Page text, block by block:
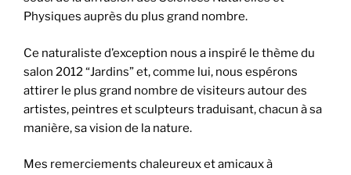
Physiques auprès du plus grand nombre.
Ce naturaliste d’exception nous a inspiré le thème du
salon 2012 “Jardins” et, comme lui, nous espérons
attirer le plus grand nombre de visiteurs autour des
artistes, peintres et sculpteurs traduisant, chacun à sa
manière, sa vision de la nature.
Mes remerciements chaleureux et amicaux à